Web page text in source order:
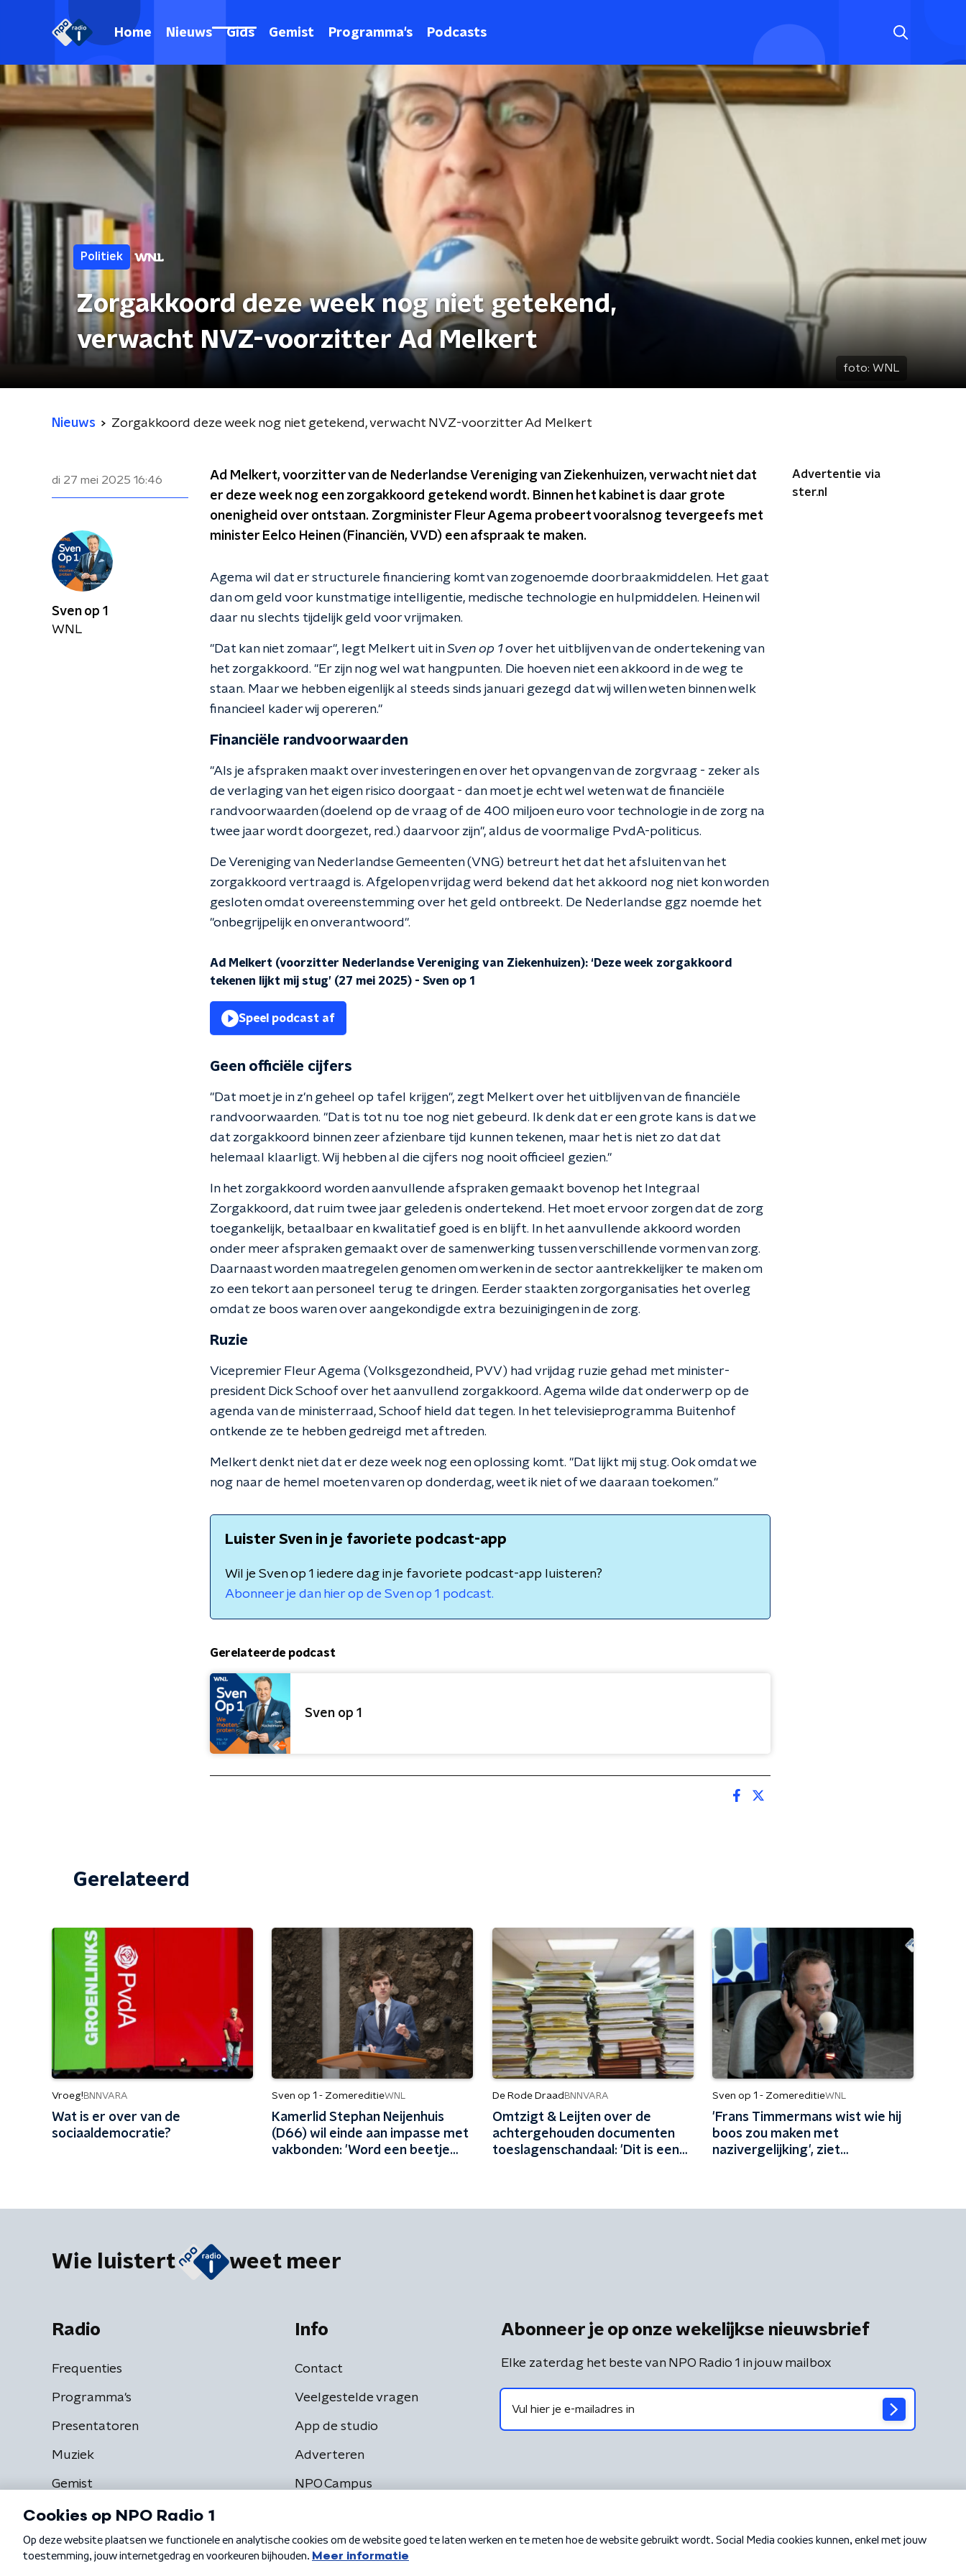
Home Nieuws Gids Gemist Programma's Podcasts
Politiek
Zorgakkoord deze week nog niet getekend,
verwacht NVZ-voorzitter Ad Melkert
foto: WNL
Nieuws Zorgakkoord deze week nog niet getekend, verwacht NVZ-voorzitter Ad Melkert
di 27 mei 2025 16:46
Ad Melkert, voorzitter van de Nederlandse Vereniging van Ziekenhuizen, verwacht niet dat
er deze week nog een zorgakkoord getekend wordt. Binnen het kabinet is daar grote
onenigheid over ontstaan. Zorgminister Fleur Agema probeert vooralsnog tevergeefs met
minister Eelco Heinen (Financiën, VVD) een afspraak te maken.
Agema wil dat er structurele financiering komt van zogenoemde doorbraakmiddelen. Het gaat
dan om geld voor kunstmatige intelligentie, medische technologie en hulpmiddelen. Heinen wil
daar nu slechts tijdelijk geld voor vrijmaken.
"Dat kan niet zomaar", legt Melkert uit inSven op 1over het uitblijven van de ondertekening van
het zorgakkoord. "Er zijn nog wel wat hangpunten. Die hoeven niet een akkoord in de weg te
staan. Maar we hebben eigenlijk al steeds sinds januari gezegd dat wij willen weten binnen welk
financieel kader wij opereren."
Financiële randvoorwaarden
"Als je afspraken maakt over investeringen en over het opvangen van de zorgvraag - zeker als
de verlaging van het eigen risico doorgaat - dan moet je echt wel weten wat de financiële
randvoorwaarden (doelend op de vraag of de 400 miljoen euro voor technologie in de zorg na
twee jaar wordt doorgezet, red.) daarvoor zijn", aldus de voormalige PvdA-politicus.
De Vereniging van Nederlandse Gemeenten (VNG) betreurt het dat het afsluiten van het
zorgakkoord vertraagd is. Afgelopen vrijdag werd bekend dat het akkoord nog niet kon worden
gesloten omdat overeenstemming over het geld ontbreekt. De Nederlandse ggz noemde het
"onbegrijpelijk en onverantwoord".
Ad Melkert (voorzitter Nederlandse Vereniging van Ziekenhuizen): ‘Deze week zorgakkoord
tekenen lijkt mij stug’ (27 mei 2025) - Sven op 1
Speel podcast af
Geen officiële cijfers
"Dat moet je in z'n geheel op tafel krijgen", zegt Melkert over het uitblijven van de financiële
randvoorwaarden. "Dat is tot nu toe nog niet gebeurd. Ik denk dat er een grote kans is dat we
dat zorgakkoord binnen zeer afzienbare tijd kunnen tekenen, maar het is niet zo dat dat
helemaal klaarligt. Wij hebben al die cijfers nog nooit officieel gezien."
In het zorgakkoord worden aanvullende afspraken gemaakt bovenop het Integraal
Zorgakkoord, dat ruim twee jaar geleden is ondertekend. Het moet ervoor zorgen dat de zorg
toegankelijk, betaalbaar en kwalitatief goed is en blijft. In het aanvullende akkoord worden
onder meer afspraken gemaakt over de samenwerking tussen verschillende vormen van zorg.
Daarnaast worden maatregelen genomen om werken in de sector aantrekkelijker te maken om
zo een tekort aan personeel terug te dringen. Eerder staakten zorgorganisaties het overleg
omdat ze boos waren over aangekondigde extra bezuinigingen in de zorg.
Ruzie
Vicepremier Fleur Agema (Volksgezondheid, PVV) had vrijdag ruzie gehad met minister-
president Dick Schoof over het aanvullend zorgakkoord. Agema wilde dat onderwerp op de
agenda van de ministerraad, Schoof hield dat tegen. In het televisieprogramma Buitenhof
ontkende ze te hebben gedreigd met aftreden.
Melkert denkt niet dat er deze week nog een oplossing komt. "Dat lijkt mij stug. Ook omdat we
nog naar de hemel moeten varen op donderdag, weet ik niet of we daaraan toekomen."
Luister Sven in je favoriete podcast-app
Wil je Sven op 1 iedere dag in je favoriete podcast-app luisteren?
Abonneer je dan hier op de Sven op 1 podcast.
Gerelateerde podcast
Sven op 1
Advertentie via
ster.nl
Sven op 1
WNL
Gerelateerd
Vroeg! BNNVARA
Wat is er over van de
sociaaldemocratie?
Sven op 1 - ZomereditieWNL
Kamerlid Stephan Neijenhuis
(D66) wil einde aan impasse met
vakbonden: 'Word een beetje
De Rode Draad BNNVARA
Omtzigt & Leijten over de
achtergehouden documenten
toeslagenschandaal: 'Dit is een
Sven op 1 - ZomereditieWNL
'Frans Timmermans wist wie hij
boos zou maken met
nazivergelijking', ziet
Wie luistert weet meer
Radio
Frequenties
Programma's
Presentatoren
Muziek
Gemist
Info
Contact
Veelgestelde vragen
App de studio
Adverteren
NPO Campus
Abonneer je op onze wekelijkse nieuwsbrief
Elke zaterdag het beste van NPO Radio 1 in jouw mailbox
Algemene voorwaarden Privacybeleid